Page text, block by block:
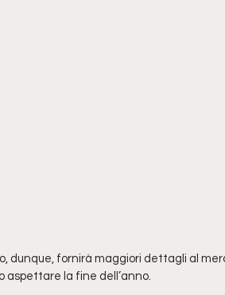
dunque, fornirà maggiori dettagli al
aspettare la fine dell’anno.